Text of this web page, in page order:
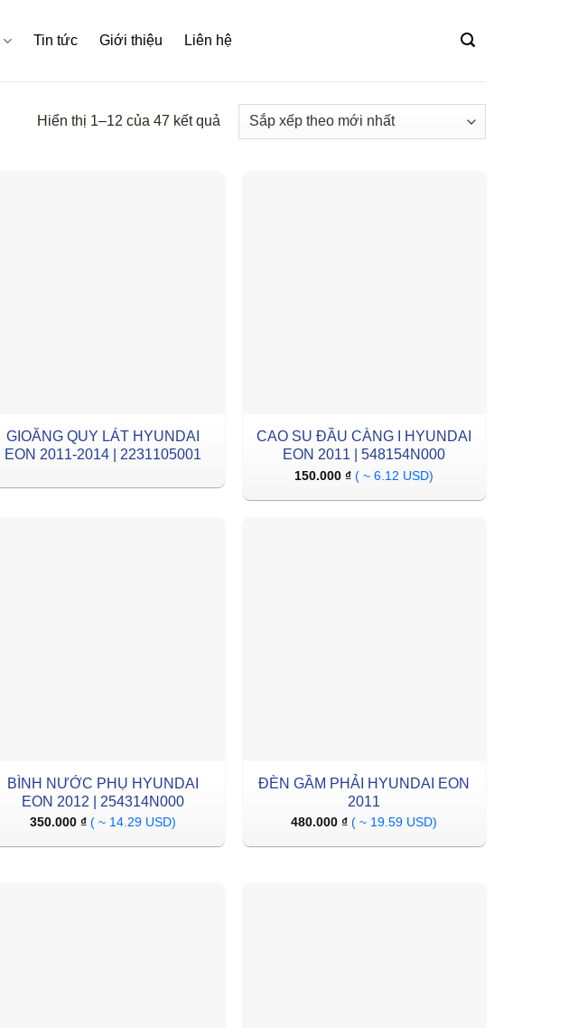
Tin tức Giới thiệu Liên hệ
Hiển thị 1–12 của 47 kết quả
sắp
GIOĂNG QUY LÁT HYUNDAI
EON 2011-2014 | 2231105001
CAO SU ĐẦU CÀNG I HYUNDAI
EON 2011 | 548154N000
150.000₫ ( ~ 6.12 USD)
BÌNH NƯỚC PHỤ HYUNDAI
EON 2012 | 254314N000
350.000₫ ( ~ 14.29 USD)
ĐÈN GẦM PHẢI HYUNDAI EON
2011
480.000₫ ( ~ 19.59 USD)